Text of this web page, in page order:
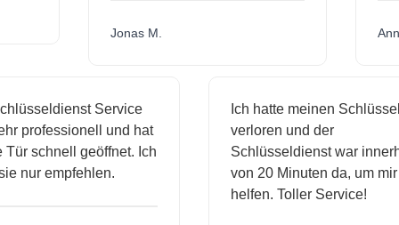
Jonas M.
Service
professionell und hat
schnell geöffnet. Ich
nur empfehlen.
Ich hatte meinen Schlüssel
verloren und der
Schlüsseldienst war
von 20 Minuten da, um mir
helfen. Toller Service!